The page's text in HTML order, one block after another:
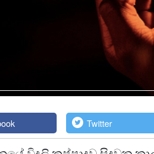
Twitter